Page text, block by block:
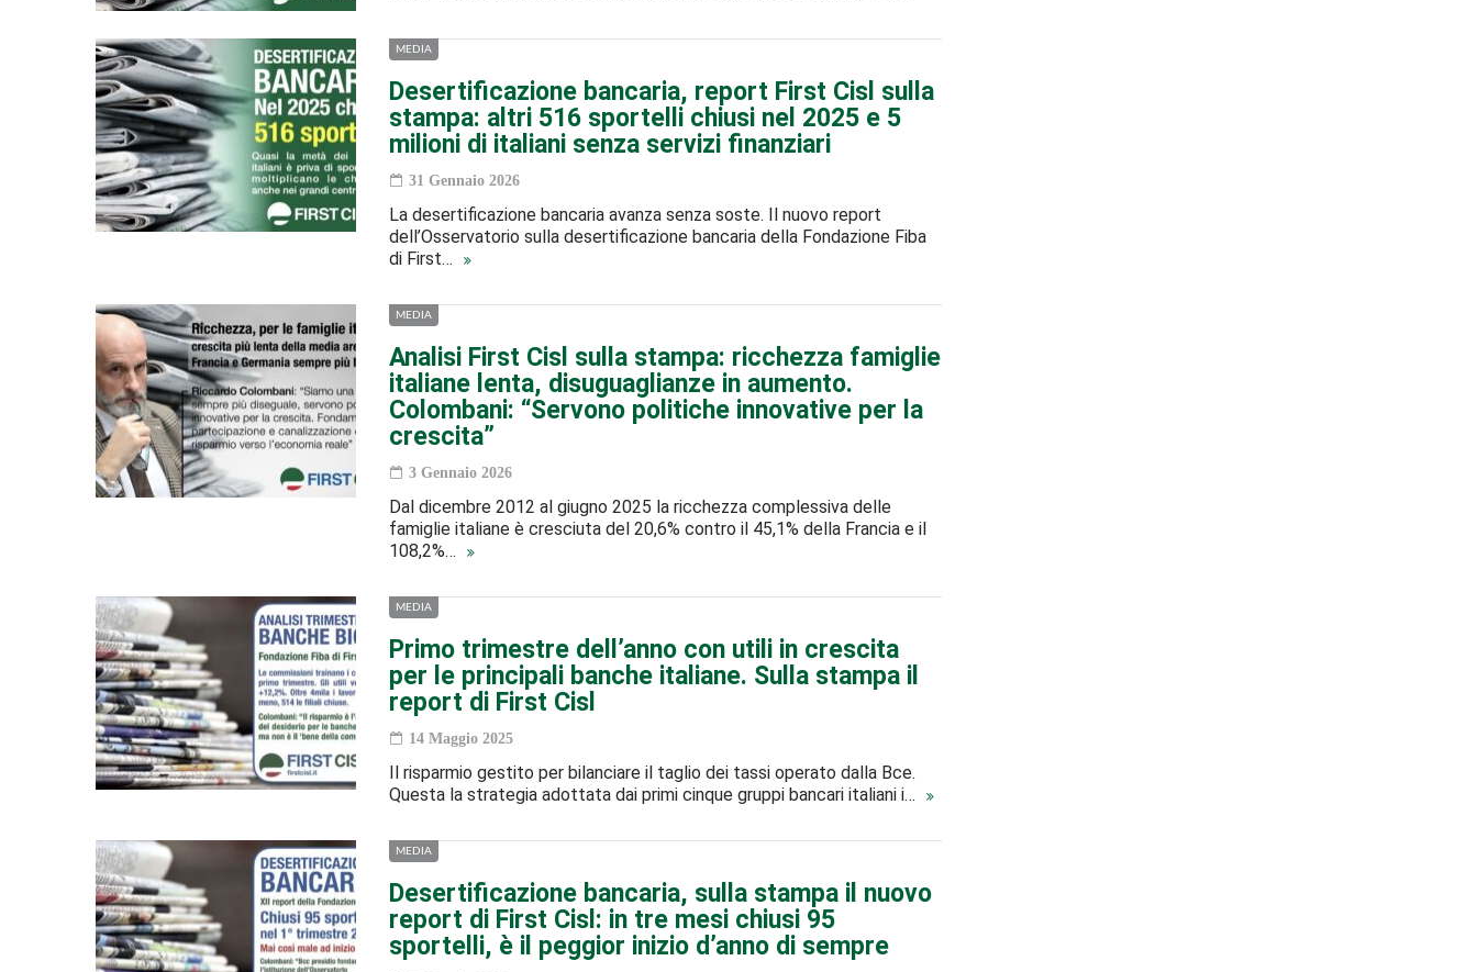
MEDIA
Desertificazione bancaria, report First Cisl sulla
stampa: altri 516 sportelli chiusi nel 2025 e 5
milioni di italiani senza servizi finanziari
31 Gennaio 2026
La desertificazione bancaria avanza senza soste. Il nuovo report
dell’Osservatorio sulla desertificazione bancaria della Fondazione Fiba
di First…
MEDIA
Analisi First Cisl sulla stampa: ricchezza famiglie
italiane lenta, disuguaglianze in aumento.
Colombani: “Servono politiche innovative per la
crescita”
3 Gennaio 2026
Dal dicembre 2012 al giugno 2025 la ricchezza complessiva delle
famiglie italiane è cresciuta del 20,6% contro il 45,1% della Francia e il
108,2%…
MEDIA
Primo trimestre dell’anno con utili in crescita
per le principali banche italiane. Sulla stampa il
report di First Cisl
14 Maggio 2025
Il risparmio gestito per bilanciare il taglio dei tassi operato dalla Bce.
Questa la strategia adottata dai primi cinque gruppi bancari italiani i…
MEDIA
Desertificazione bancaria, sulla stampa il nuovo
report di First Cisl: in tre mesi chiusi 95
sportelli, è il peggior inizio d’anno di sempre